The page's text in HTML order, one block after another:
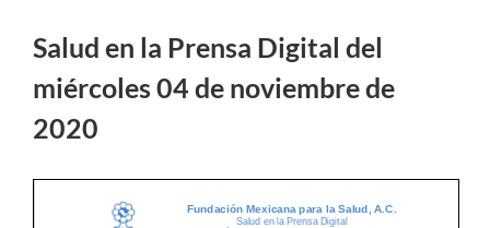
Salud en la Prensa Digital del
miércoles 04 de noviembre de
2020